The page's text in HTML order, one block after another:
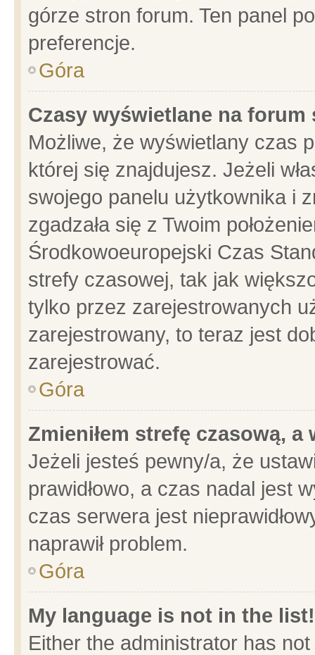
górze stron forum. Ten panel
preferencje.
Góra
Czasy wyświetlane na forum
Możliwe, że wyświetlany czas
której się znajdujesz. Jeżeli
swojego panelu użytkownika i
zgadzała się z Twoim
Środkowoeuropejski Czas
strefy czasowej, tak jak
tylko przez zarejestrowanych
zarejestrowany, to teraz jest
zarejestrować.
Góra
Zmieniłem strefę czasową,
Jeżeli jesteś pewny/a, że
prawidłowo, a czas nadal jest
czas serwera jest
naprawił problem.
Góra
My language is not in the list!
Either the administrator has